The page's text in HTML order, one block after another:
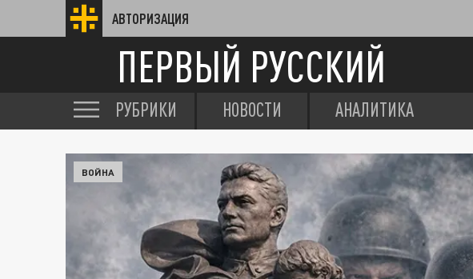
АВТОРИЗАЦИЯ
ПЕРВЫЙ РУССКИЙ
РУБРИКИ НОВОСТИ АНАЛИТИКА
ВОЙНА